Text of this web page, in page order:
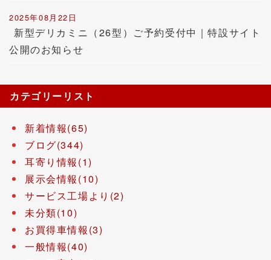
2025年08月22日
新型デリカミニ（26型）ご予約受付中｜特設サイト
公開のお知らせ
カテゴリーリスト
新着情報(65)
ブログ(344)
耳寄り情報(1)
展示会情報(10)
サービス工場より(2)
未分類(10)
お買得車情報(3)
一般情報(40)